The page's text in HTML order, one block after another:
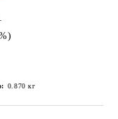
0.870 кг